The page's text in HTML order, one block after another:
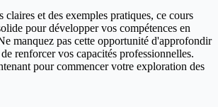
claires et des exemples pratiques, ce cours
pour développer vos compétences en
manquez pas cette opportunité d'approfondir
renforcer vos capacités professionnelles.
pour commencer votre exploration des